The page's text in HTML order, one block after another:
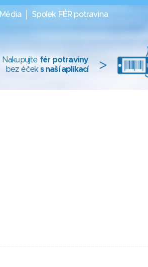
Média Spolek FÉR potravina
Nakupujte fér potraviny
bez éček s naší aplikací >